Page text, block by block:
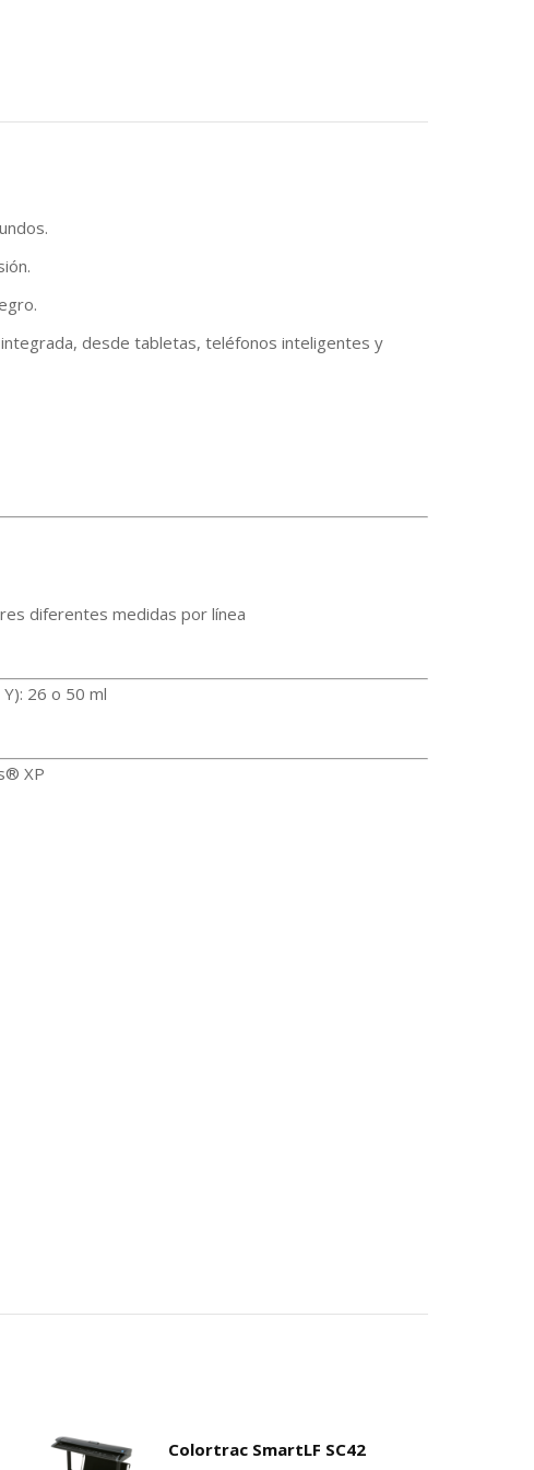
desde tabletas, teléfonos inteligentes y
diferentes medidas por línea
26 o 50 ml
XP
Colortrac SmartLF SC42